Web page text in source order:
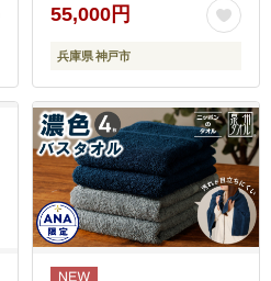
55,000円
兵庫県 神戸市